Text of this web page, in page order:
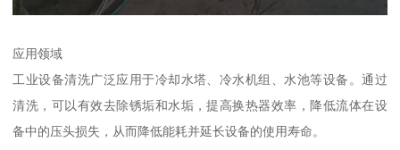
应用领域
工业设备清洗广泛应用于冷却水塔、冷水机组、水池等设备。通过
清洗，可以有效去除锈垢和水垢，提高换热器效率，降低流体在设
备中的压头损失，从而降低能耗并延长设备的使用寿命。